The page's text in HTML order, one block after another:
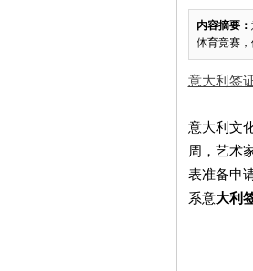
内容摘要：
体育竞赛
意大利签
意大利文
周，艺术
表准备申
系意大利